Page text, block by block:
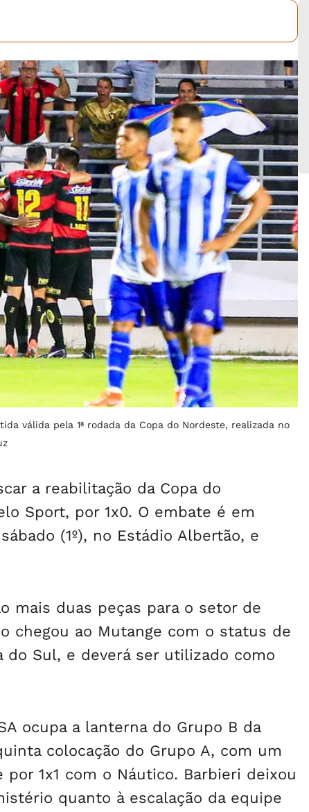
válida pela 1ª rodada da Copa do Nordeste, realizada no
a reabilitação da Copa do
Sport, por 1x0. O embate é em
(1º), no Estádio Albertão, e
mais duas peças para o setor de
chegou ao Mutange com o status de
Sul, e deverá ser utilizado como
ocupa a lanterna do Grupo B da
colocação do Grupo A, com um
1x1 com o Náutico. Barbieri deixou
quanto à escalação da equipe